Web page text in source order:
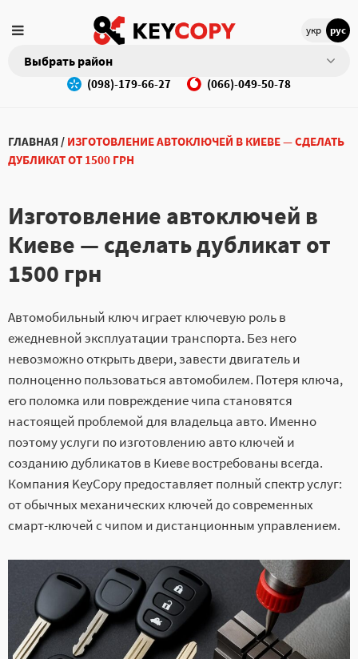
укр рус
Выбрать район
(098)-179-66-27 (066)-049-50-78
ГЛАВНАЯ / ИЗГОТОВЛЕНИЕ АВТОКЛЮЧЕЙ В КИЕВЕ — СДЕЛАТЬ
ДУБЛИКАТ ОТ 1500 ГРН
Изготовление автоключей в
Киеве — сделать дубликат от
1500 грн
Автомобильный ключ играет ключевую роль в
ежедневной эксплуатации транспорта. Без него
невозможно открыть двери, завести двигатель и
полноценно пользоваться автомобилем. Потеря ключа,
его поломка или повреждение чипа становятся
настоящей проблемой для владельца авто. Именно
поэтому услуги по изготовлению авто ключей и
созданию дубликатов в Киеве востребованы всегда.
Компания KeyCopy предоставляет полный спектр услуг:
от обычных механических ключей до современных
смарт-ключей с чипом и дистанционным управлением.